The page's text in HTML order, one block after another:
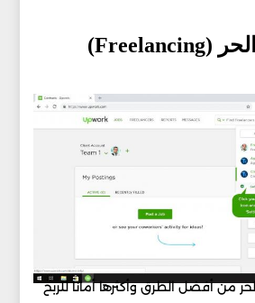
مواقع العمل الحر (Freelancing)
من أفضل الطرق وأكثرها أماناً للربح